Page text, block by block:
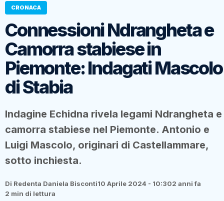
CRONACA
Connessioni Ndrangheta e
Camorra stabiese in
Piemonte: Indagati Mascolo
di Stabia
Indagine Echidna rivela legami Ndrangheta e
camorra stabiese nel Piemonte. Antonio e
Luigi Mascolo, originari di Castellammare,
sotto inchiesta.
Di Redenta Daniela Bisconti10 Aprile 2024 - 10:302 anni fa
2 min di lettura